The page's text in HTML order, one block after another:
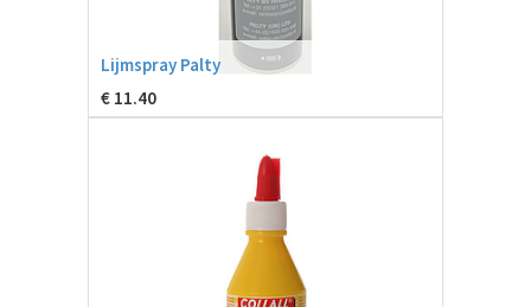
Lijmspray Palty
€ 11.40